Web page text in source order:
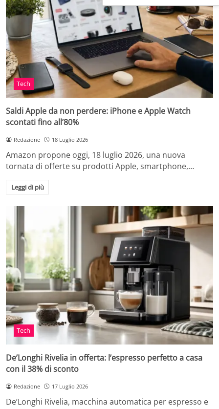
Tech
Saldi Apple da non perdere: iPhone e Apple Watch
scontati fino all’80%
Redazione 18 Luglio 2026
Amazon propone oggi, 18 luglio 2026, una nuova
tornata di offerte su prodotti Apple, smartphone,…
Leggi di più
Tech
De’Longhi Rivelia in offerta: l’espresso perfetto a casa
con il 38% di sconto
Redazione 17 Luglio 2026
De’Longhi Rivelia, macchina automatica per espresso e